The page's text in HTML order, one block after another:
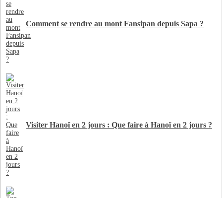
Comment se rendre au mont Fansipan depuis Sapa ?
Visiter Hanoï en 2 jours : Que faire à Hanoï en 2 jours ?